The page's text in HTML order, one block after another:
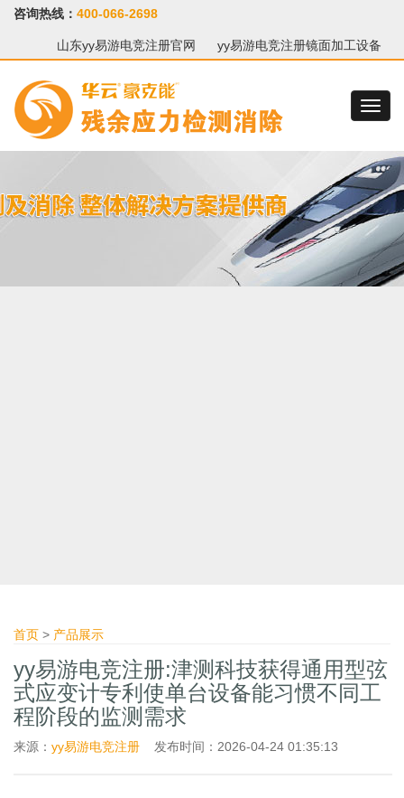
咨询热线： 400-066-2698
山东yy易游电竞注册官网 yy易游电竞注册镜面加工设备
首页 > 产品展示
yy易游电竞注册:津测科技获得通用型弦
式应变计专利使单台设备能习惯不同工
程阶段的监测需求
来源： yy易游电竞注册 发布时间：2026-04-24 01:35:13